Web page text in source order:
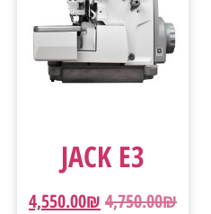
JACK E3
4,750.00₪
4,550.00₪